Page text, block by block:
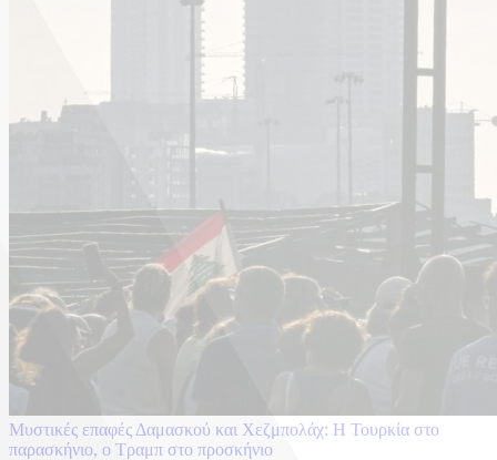
​Μυστικές επαφές Δαμασκού και Χεζμπολάχ: Η Τουρκία στο
παρασκήνιο, ο Τραμπ στο προσκήνιο